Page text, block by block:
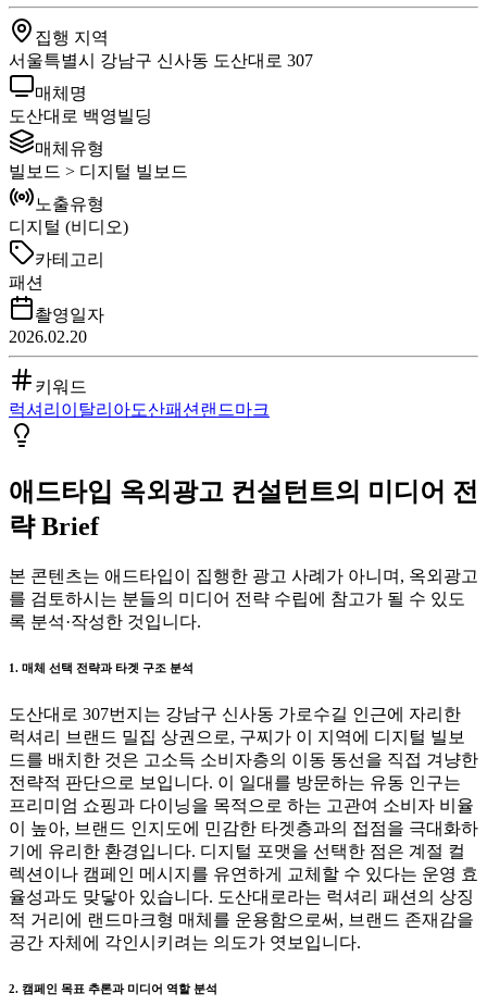
집행 지역
서울특별시 강남구 신사동 도산대로 307
매체명
도산대로 백영빌딩
매체유형
빌보드 > 디지털 빌보드
노출유형
디지털 (비디오)
카테고리
패션
촬영일자
2026.02.20
키워드
럭셔리 이탈리아도산패션 랜드마크
애드타입 옥외광고 컨설턴트의 미디어 전
략 Brief
본 콘텐츠는 애드타입이 집행한 광고 사례가 아니며, 옥외광고
를 검토하시는 분들의 미디어 전략 수립에 참고가 될 수 있도
록 분석·작성한 것입니다.
1. 매체 선택 전략과 타겟 구조 분석
도산대로 307번지는 강남구 신사동 가로수길 인근에 자리한
럭셔리 브랜드 밀집 상권으로, 구찌가 이 지역에 디지털 빌보
드를 배치한 것은 고소득 소비자층의 이동 동선을 직접 겨냥한
전략적 판단으로 보입니다. 이 일대를 방문하는 유동 인구는
프리미엄 쇼핑과 다이닝을 목적으로 하는 고관여 소비자 비율
이 높아, 브랜드 인지도에 민감한 타겟층과의 접점을 극대화하
기에 유리한 환경입니다. 디지털 포맷을 선택한 점은 계절 컬
렉션이나 캠페인 메시지를 유연하게 교체할 수 있다는 운영 효
율성과도 맞닿아 있습니다. 도산대로라는 럭셔리 패션의 상징
적 거리에 랜드마크형 매체를 운용함으로써, 브랜드 존재감을
공간 자체에 각인시키려는 의도가 엿보입니다.
2. 캠페인 목표 추론과 미디어 역할 분석